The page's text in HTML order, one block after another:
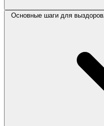
Основные шаги для